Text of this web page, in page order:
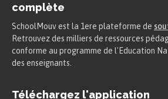
complète
SchoolMouv est la 1ere plateforme de
Retrouvez des milliers de ressources
conforme au programme de l'Education
des enseignants.
Téléchargez l'application